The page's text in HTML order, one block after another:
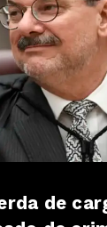
de